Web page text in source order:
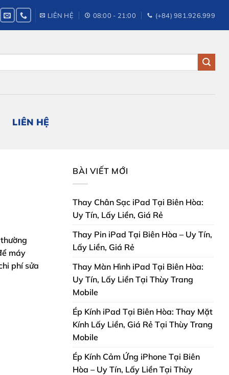
LIÊN HỆ 08:00 - 21:00 (+84) 981.926.999
LIÊN HỆ
máy
phí sửa
BÀI VIẾT MỚI
Thay Chân Sạc iPad Tại Biên Hòa:
Uy Tín, Lấy Liền, Giá Rẻ
Thay Pin iPad Tại Biên Hòa – Uy Tín,
Lấy Liền, Giá Rẻ
Thay Màn Hình iPad Tại Biên Hòa:
Uy Tín, Lấy Liền Tại Thùy Trang
Mobile
Ép Kính iPad Tại Biên Hòa: Thay Mặt
Kính Lấy Liền, Giá Rẻ Tại Thùy Trang
Mobile
Ép Kính Cảm Ứng iPhone Tại Biên
Hòa – Uy Tín, Lấy Liền Tại Thùy